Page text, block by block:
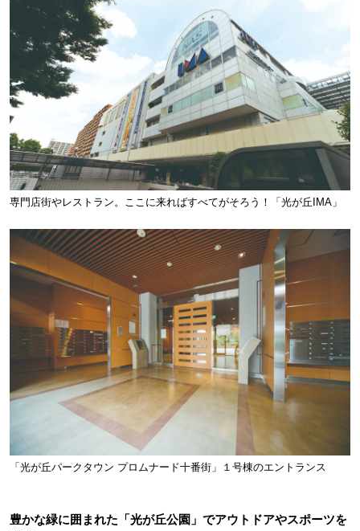
専門店街やレストラン。ここに来ればすべてがそろう！「光が丘IMA」
「光が丘パークタウン プロムナード十番街」１号棟のエントランス
豊かな緑に囲まれた「光が丘公園」でアウトドアやスポーツを